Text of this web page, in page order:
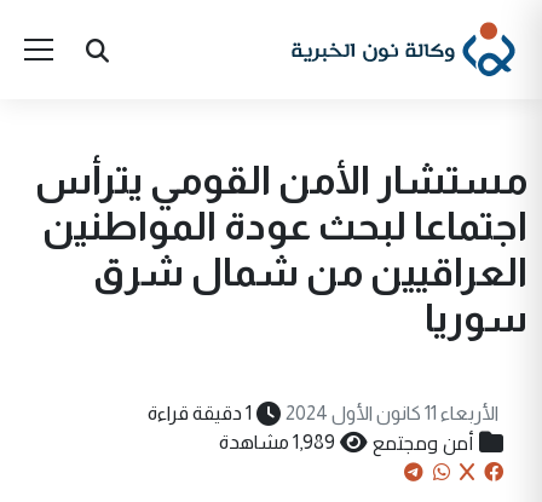
مستشار الأمن القومي يترأس
اجتماعا لبحث عودة المواطنين
العراقيين من شمال شرق
سوريا
الأربعاء 11 كانون الأول 2024 1 دقيقة قراءة
أمن ومجتمع 1,989 مشاهدة